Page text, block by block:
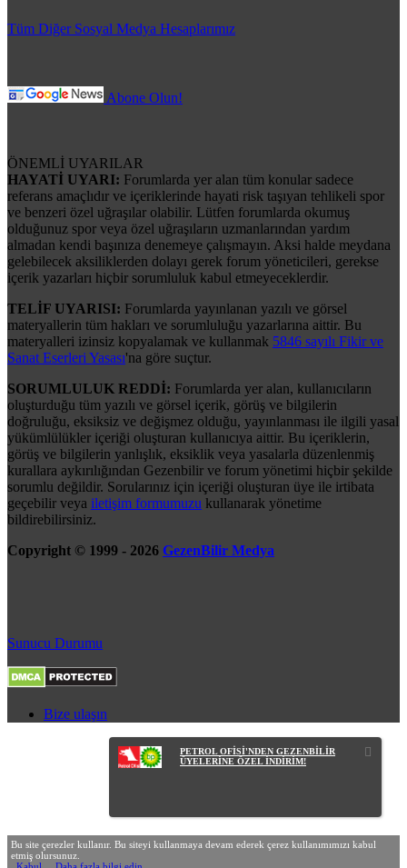
Tüm Diğer Sosyal Medya Hesaplarımız
Abone Olun!
ÖNEMLİ UYARILAR
HAYATİ UYARI: Forumlarda yer alan tüm konular sadece
referans amaçlıdır ve içeriklerinde hayati risk taşıyan tehlikeli spor
ve benzeri özel uğraşılar olabilir. Lütfen forumlarda okumuş
olduğunuz spor veya özel uğraşıların uzmanlarından yardım
almadan kendi başınıza denemeye çalışmayın. Aksi halde meydana
gelebilecek aksiliklerden dolayı gerek forum yöneticileri, gerekse
içerik yazarları hiçbir sorumluluk kabul etmeyeceklerdir.
TELİF UYARISI: Forumlarda yayınlanan yazılı ve görsel
materyallerin tüm hakları ve sorumluluğu yazarlarına aittir. Bu
materyalleri izinsiz kopyalamak ve kullanmak 5846 sayılı Fikir ve
Sanat Eserleri Yasası'na göre suçtur.
SORUMLULUK REDDİ: Forumlarda yer alan, kullanıcıların
oluşturduğu tüm yazılı ve görsel içerik, görüş ve bilgilerin
doğruluğu, eksiksiz ve değişmez olduğu, yayınlanması ile ilgili yasal
yükümlülükler içeriği oluşturan kullanıcıya aittir. Bu içeriklerin,
görüş ve bilgilerin yanlışlık, eksiklik veya yasalarla düzenlenmiş
kurallara aykırılığından Gezenbilir ve forum yönetimi hiçbir şekilde
sorumlu değildir. Sorularınız için içeriği oluşturan üye ile irtibata
geçebilir veya iletişim formumuzu kullanarak yönetime
bildirebilirsiniz.
Copyright © 1999 - 2026 GezenBilir Medya
Sunucu Durumu
Bize ulaşın
PETROL OFİSİ'NDEN GEZENBİLİR
ÜYELERİNE ÖZEL İNDİRİM!
Bu site çerezler kullanır. Bu siteyi kullanmaya devam ederek çerez kullanımımızı kabul
etmiş olursunuz.